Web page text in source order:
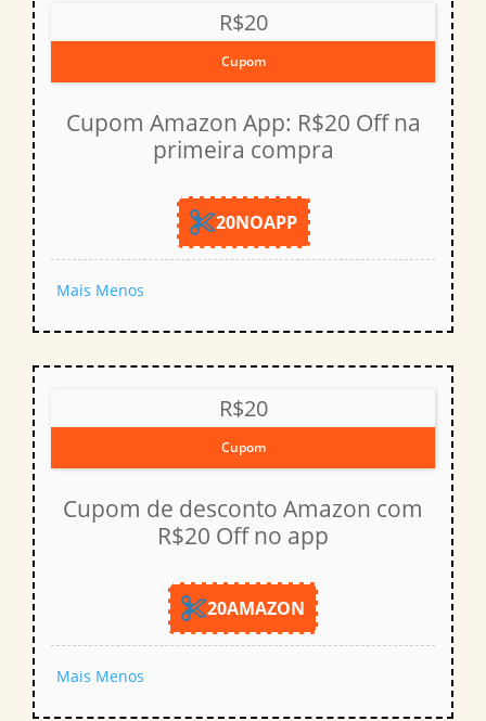
R$20
Cupom
Cupom Amazon App: R$20 Off na
primeira compra
20NOAPP
Mais Menos
R$20
Cupom
Cupom de desconto Amazon com
R$20 Off no app
20AMAZON
Mais Menos